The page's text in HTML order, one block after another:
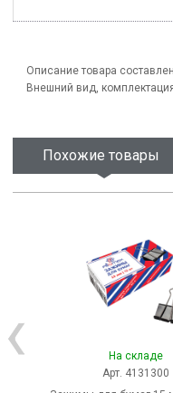
Описание товара
Внешний вид,
Похожие товары
На складе
Арт. 4131300